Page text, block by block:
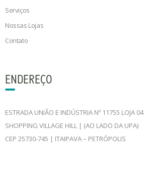
Serviços
Nossas Lojas
Contato
ENDEREÇO
ESTRADA UNIÃO E INDÚSTRIA Nº 11755 LOJA 04
SHOPPING VILLAGE HILL | (AO LADO DA UPA)
CEP 25730-745 | ITAIPAVA – PETRÓPOLIS